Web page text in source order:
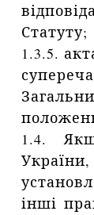
Статуту;
1.3.5.
1.4.
інші